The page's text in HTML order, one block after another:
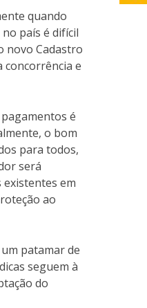
quando
país é difícil
novo Cadastro
concorrência e
é
o bom
para todos,
será
em
ao
patamar de
seguem à
do